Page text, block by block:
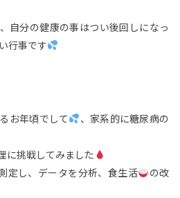
自分の健康の事はつい後回しになっ
行事です
お年頃でして
、家系的に糖尿病の
に挑戦してみました
定し、データを分析、食生活
の改